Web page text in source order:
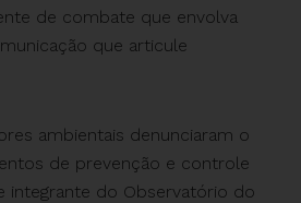
de combate que envolva
que articule
ambientais denunciaram o
de prevenção e controle
integrante do Observatório do